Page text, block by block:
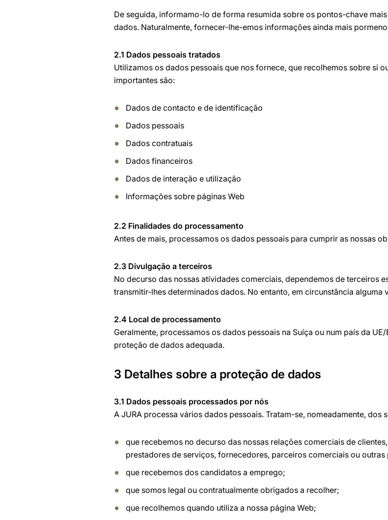
De seguida, informamo-lo de forma resumida sobre os pontos-chave
dados. Naturalmente, fornecer-lhe-emos informações ainda mais
2.1 Dados pessoais tratados
Utilizamos os dados pessoais que nos fornece, que recolhemos sobre si
importantes são:
Dados de contacto e de identificação
Dados pessoais
Dados contratuais
Dados financeiros
Dados de interação e utilização
Informações sobre páginas Web
2.2 Finalidades do processamento
Antes de mais, processamos os dados pessoais para cumprir as nossas
2.3 Divulgação a terceiros
No decurso das nossas atividades comerciais, dependemos de terceiros
transmitir-lhes determinados dados. No entanto, em circunstância alguma
2.4 Local de processamento
Geralmente, processamos os dados pessoais na Suíça ou num país da
proteção de dados adequada.
3 Detalhes sobre a proteção de dados
3.1 Dados pessoais processados por nós
A JURA processa vários dados pessoais. Tratam-se, nomeadamente, dos
que recebemos no decurso das nossas relações comerciais de
prestadores de serviços, fornecedores, parceiros comerciais ou
que recebemos dos candidatos a emprego;
que somos legal ou contratualmente obrigados a recolher;
que recolhemos quando utiliza a nossa página Web;